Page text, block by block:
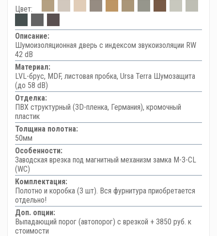
Цвет:
Описание:
Шумоизоляционная дверь с индексом звукоизоляции RW
42 dB
Материал:
LVL-брус, MDF, листовая пробка, Ursa Terra Шумозащита
(до 58 dB)
Отделка:
ПВХ структурный (3D-пленка, Германия), кромочный
пластик
Толщина полотна:
50мм
Особенности:
Заводская врезка под магнитный механизм замка M-3-CL
(WC)
Комплектация:
Полотно и коробка (3 шт). Вся фурнитура приобретается
отдельно!
Доп. опции:
Выпадающий порог (автопорог) с врезкой + 3850 руб. к
стоимости